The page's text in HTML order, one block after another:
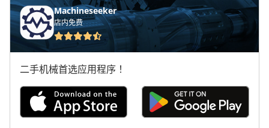
车削 刀具
车削工具
车削装置
轮式挖掘机
Machineseeker
店内免费
二手机械首选应用程序！